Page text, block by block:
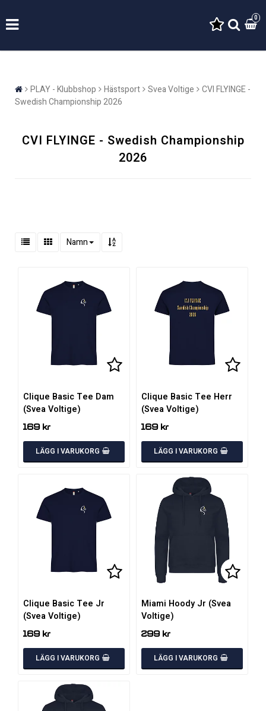
0
PLAY - Klubbshop Hästsport Svea Voltige
CVI FLYINGE -
Swedish Championship 2026
CVI FLYINGE - Swedish Championship
2026
Namn
Lägg till i favoritlistan
Lägg till i favoritlistan
Clique Basic Tee Dam
(Svea Voltige)
169 kr
LÄGG I VARUKORG
Lägg
Lägg
Clique Basic Tee Herr
(Svea Voltige)
169 kr
LÄGG I VARUKORG
Lägg till i favoritlistan
Lägg till i favoritlistan
Clique Basic Tee Jr
(Svea Voltige)
169 kr
LÄGG I VARUKORG
Lägg
Lägg
Miami Hoody Jr (Svea
Voltige)
299 kr
LÄGG I VARUKORG